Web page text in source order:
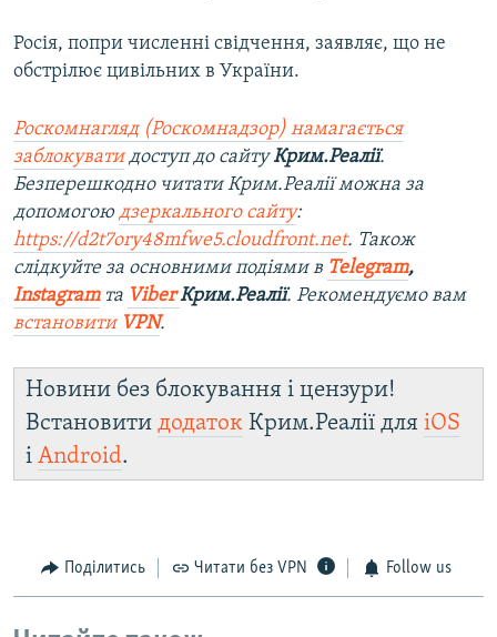
Росія, попри численні свідчення, заявляє, що не
обстрілює цивільних в України.
Роскомнагляд (Роскомнадзор) намагається
заблокуватидоступ до сайтуКрим.Реалії.
Безперешкодно читати Крим.Реалії можна за
допомогою дзеркального сайту:
https://d2t7ory48mfwe5.cloudfront.net. Також
слідкуйте за основними подіями в Telegram,
Instagramта ViberКрим.Реалії. Рекомендуємо вам
встановити VPN.
Новини без блокування і цензури!
Встановити додаток Крим.Реалії для iOS
і Android.
Поділитись Читати без VPN Follow us